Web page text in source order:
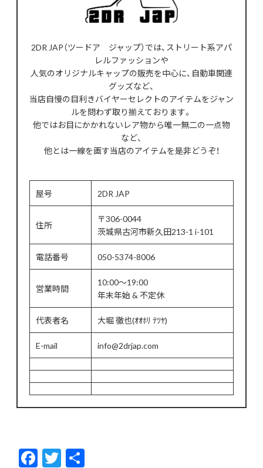
2DR JAP（ツードア ジャップ）では、ストリート系アパ
レルファッションや
人気のオリジナルキャップの販売を中心に、自動車関連
グッズなど、
当店自慢の目利きバイヤーセレクトのアイテムをジャン
ルを問わず取り揃えております。
他ではお目にかかれないレア物から唯一無二の一点物
など、
他とは一線を画す当店のアイテムを是非どうぞ！
屋号 2DR JAP
住所
〒306-0044
茨城県古河市新久田213-1 i-101
電話番号 050-5374-8006
営業時間
10:00～19:00
年末年始 & 不定休
代表者名 大堀 徹也(ｵｵﾎﾘ ﾃﾂﾔ)
E-mail info@2drjap.com
F T